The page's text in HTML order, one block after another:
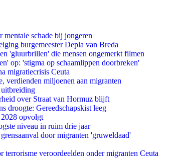
schade bij jongeren
burgemeester Depla van Breda
'gluurbrillen' die mensen ongemerkt filmen
op: 'stigma op schaamlippen doorbreken'
migratiecrisis Ceuta
verdienden miljoenen aan migranten
over Straat van Hormuz blijft
droogte: Gereedschapskist leeg
opvolgt
niveau in ruim drie jaar
door migranten 'gruweldaad'
terrorisme veroordeelden onder migranten Ceuta